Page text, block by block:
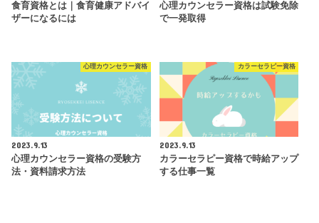
食育資格とは｜食育健康アドバイ
ザーになるには
心理カウンセラー資格は試験免除
で一発取得
心理カウンセラー資格
2023.9.13
心理カウンセラー資格の受験方
法・資料請求方法
カラーセラピー資格
2023.9.13
カラーセラピー資格で時給アップ
する仕事一覧